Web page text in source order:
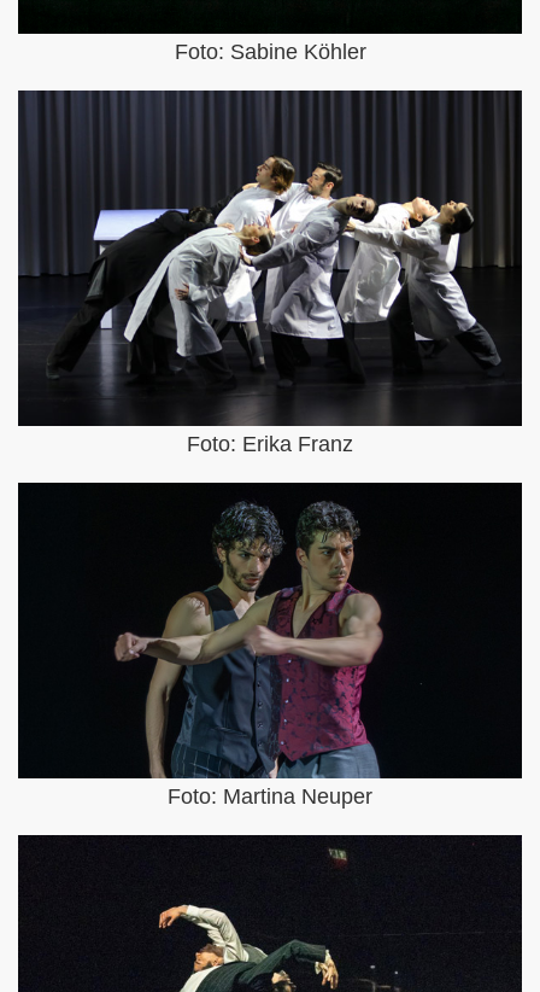
Foto: Sabine Köhler
Foto: Erika Franz
Foto: Martina Neuper